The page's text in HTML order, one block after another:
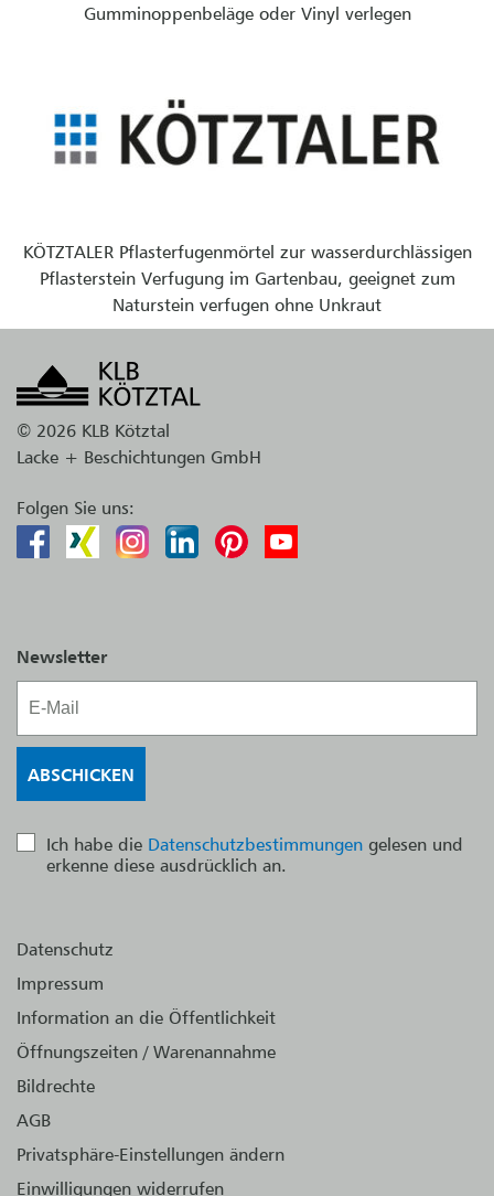
Gumminoppenbeläge oder Vinyl verlegen
KÖTZTALER Pflasterfugenmörtel zur wasserdurchlässigen
Pflasterstein Verfugung im Gartenbau, geeignet zum
Naturstein verfugen ohne Unkraut
© 2026 KLB Kötztal
Lacke + Beschichtungen GmbH
Folgen Sie uns:
Newsletter
Ich habe die Datenschutzbestimmungen gelesen und
erkenne diese ausdrücklich an.
Datenschutz
Impressum
Information an die Öffentlichkeit
Öffnungszeiten / Warenannahme
Bildrechte
AGB
Privatsphäre-Einstellungen ändern
Einwilligungen widerrufen